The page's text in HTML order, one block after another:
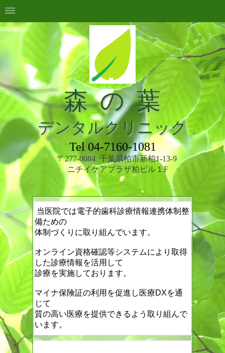
森 の 葉
デンタルクリニック
Tel 04-7160-1081
〒277-0084 千葉県柏市新柏1-13-9
ニチイケアプラザ柏ビル１F
当医院では電子的歯科診療情報連携体制整
備ための
体制づくりに取り組んでいます。
オンライン資格確認等システムにより取得
した診療情報を活用して
診療を実施しております。
マイナ保険証の利用を促進し医療DXを通
じて
質の高い医療を提供できるよう取り組んで
います。